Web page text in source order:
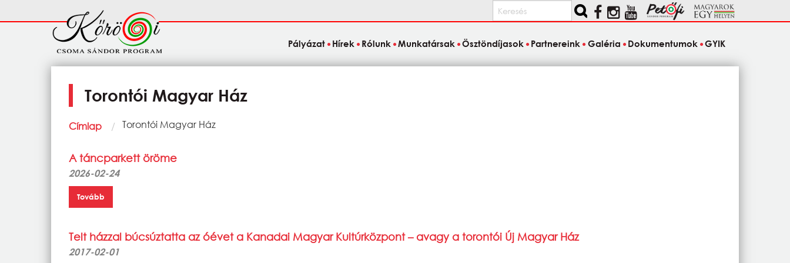
Keresés
Fő
navigáció
Pályázat Hírek Rólunk Munkatársak Ösztöndíjasok Partnereink Galéria Dokumentumok GYIK
Torontói Magyar Ház
Morzsa
Címlap Current:
Torontói Magyar Ház
A táncparkett öröme
2026-02-24
Tovább
Telt házzal búcsúztatta az óévet a Kanadai Magyar Kultúrközpont – avagy a torontói Új Magyar Ház
2017-02-01